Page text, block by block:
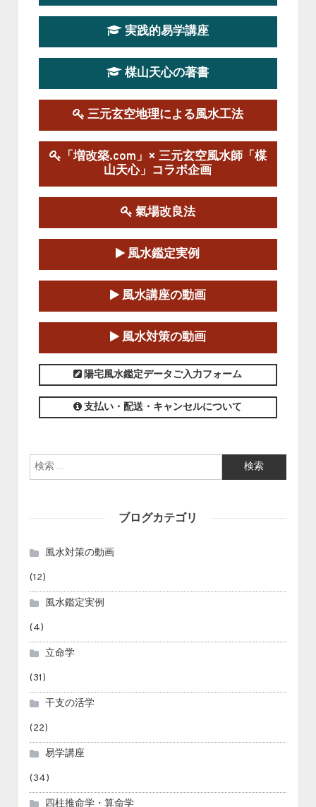
第19期立命塾実践的四柱推命学講座
2026-03-20～2026-07-19
第１９期立命塾実践的風水学講座
この講座の募集は終了しました。
陰宅三元玄空風水講座
2025-06-07～2025-06-08
この講座の募集は終了しました。
第１８期立命塾『実践的易学講座』
2025-06-21～2025-08-24
この講座の募集は終了しました。
第１８期立命塾「実践的四柱立命学（四
柱推命学）講座」
2025-01-11～2025-05-11
この講座の募集は終了しました。
実践的易学講座
楳山天心の著書
三元玄空地理による風水工法
「増改築.com」× 三元玄空風水師「楳
山天心」コラボ企画
氣場改良法
風水鑑定実例
風水講座の動画
風水対策の動画
陽宅風水鑑定データご入力フォーム
支払い・配送・キャンセルについて
検索:
ブログカテゴリ
風水対策の動画
(12)
風水鑑定実例
(4)
立命学
(31)
干支の活学
(22)
易学講座
(34)
四柱推命学・算命学